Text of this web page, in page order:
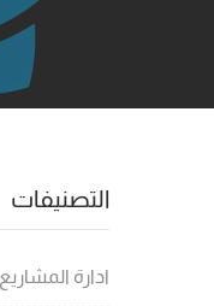
التصنيفات
ادارة المشاريع